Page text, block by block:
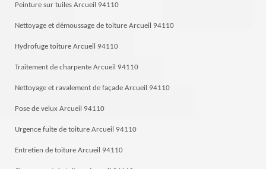
Peinture sur tuiles Arcueil 94110
Nettoyage et démoussage de toiture Arcueil 94110
Hydrofuge toiture Arcueil 94110
Traitement de charpente Arcueil 94110
Nettoyage et ravalement de façade Arcueil 94110
Pose de velux Arcueil 94110
Urgence fuite de toiture Arcueil 94110
Entretien de toiture Arcueil 94110